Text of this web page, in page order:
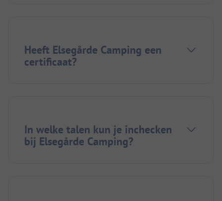
Heeft Elsegårde Camping een
certificaat?
In welke talen kun je inchecken
bij Elsegårde Camping?